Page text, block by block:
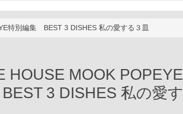
特別編集 BEST 3 DISHES 私の愛する３皿
HOUSE MOOK POPEYE
3 DISHES 私の愛す